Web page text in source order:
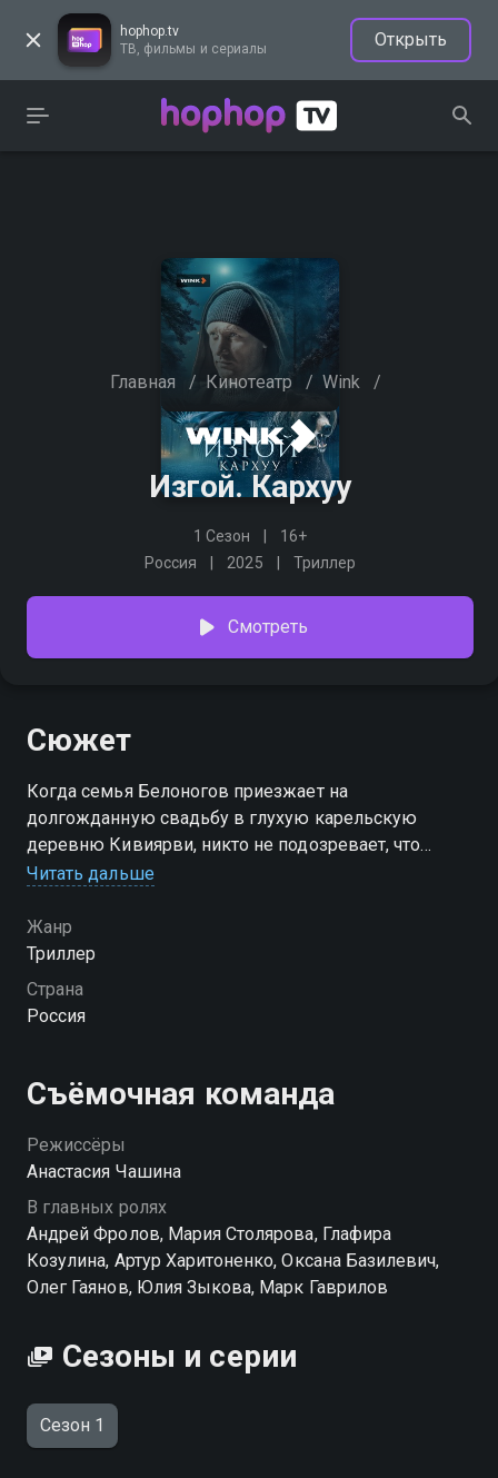
hophop.tv
ТВ, фильмы и сериалы
Открыть
Главная / Кинотеатр / Wink /
Изгой. Кархуу
1 Сезон
16+
Россия
2025 Триллер
Смотреть
Сюжет
Когда семья Белоногов приезжает на
долгожданную свадьбу в глухую карельскую
деревню Кивиярви, никто не подозревает, что
праздничные дни обернутся кошмаром. В лесу
древнюю легенду о Кархуу, духе-оборотне, что
бродит в чащобе. Все винят медведя, но Жора
чувствует: кто-то искусно направляет страхи в
нужную сторону. И пока деревня охотится на зверя
Читать дальше
Жанр
Триллер
Страна
Россия
Съёмочная команда
Режиссёры
Анастасия Чашина
В главных ролях
Андрей Фролов, Мария Столярова, Глафира
Козулина, Артур Харитоненко, Оксана Базилевич,
Олег Гаянов, Юлия Зыкова, Марк Гаврилов
Сезоны и серии
Сезон 1